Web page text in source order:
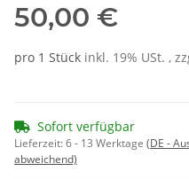
50,00 €
pro 1 Stück inkl. 19% USt. ,
Sofort verfügbar
Lieferzeit:6 - 13 Werktage (DE -
abweichend)